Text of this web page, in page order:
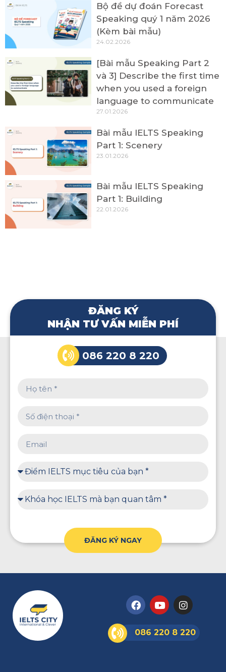
Bộ đề dự đoán Forecast
Speaking quý 1 năm 2026
(Kèm bài mẫu)
24.02.2026
[Bài mẫu Speaking Part 2
và 3] Describe the first time
when you used a foreign
language to communicate
27.01.2026
Bài mẫu IELTS Speaking
Part 1: Scenery
23.01.2026
Bài mẫu IELTS Speaking
Part 1: Building
22.01.2026
ĐĂNG KÝ
NHẬN TƯ VẤN MIỄN PHÍ
086 220 8 220
ĐĂNG KÝ NGAY
086 220 8 220